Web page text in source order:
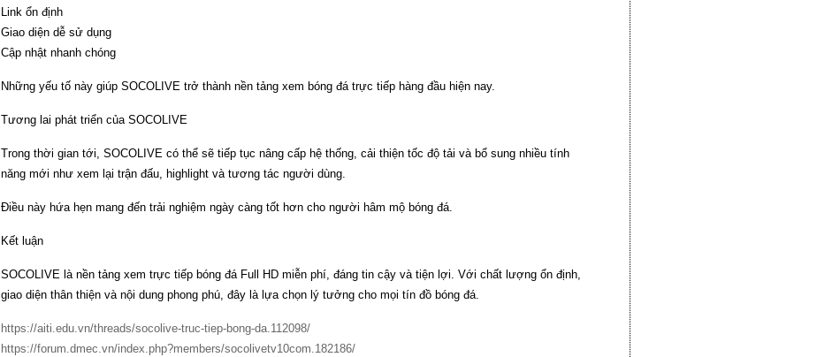
Link ổn định
Giao diện dễ sử dụng
Cập nhật nhanh chóng
Những yếu tố này giúp SOCOLIVE trở thành nền tảng xem bóng đá trực tiếp hàng đầu hiện nay.
Tương lai phát triển của SOCOLIVE
Trong thời gian tới, SOCOLIVE có thể sẽ tiếp tục nâng cấp hệ thống, cải thiện tốc độ tải và bổ sung nhiều tính
năng mới như xem lại trận đấu, highlight và tương tác người dùng.
Điều này hứa hẹn mang đến trải nghiệm ngày càng tốt hơn cho người hâm mộ bóng đá.
Kết luận
SOCOLIVE là nền tảng xem trực tiếp bóng đá Full HD miễn phí, đáng tin cậy và tiện lợi. Với chất lượng ổn định,
giao diện thân thiện và nội dung phong phú, đây là lựa chọn lý tưởng cho mọi tín đồ bóng đá.
https://aiti.edu.vn/threads/socolive-truc-tiep-bong-da.112098/
https://forum.dmec.vn/index.php?members/socolivetv10com.182186/